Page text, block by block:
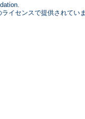
ライセンスで提供されてい